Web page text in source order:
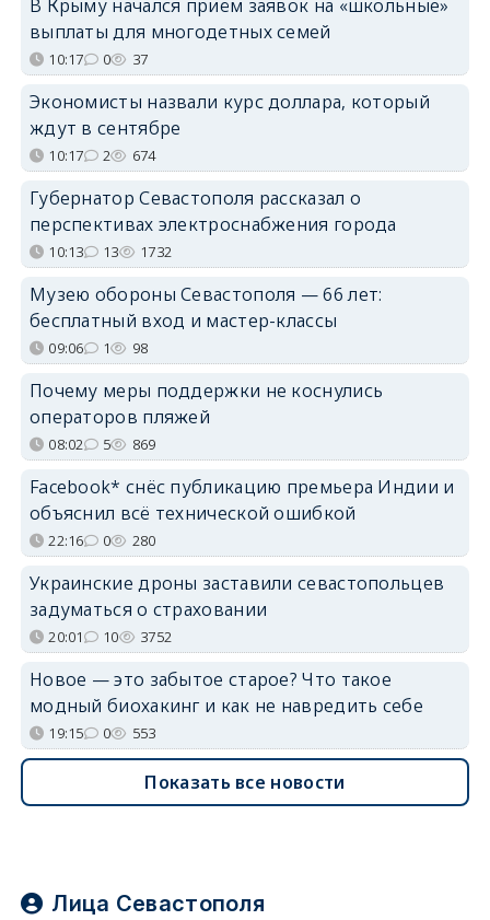
В Крыму начался приём заявок на «школьные»
выплаты для многодетных семей
10:17 0 37
Экономисты назвали курс доллара, который
ждут в сентябре
10:17 2 674
Губернатор Севастополя рассказал о
перспективах электроснабжения города
10:13 13 1732
Музею обороны Севастополя — 66 лет:
бесплатный вход и мастер-классы
09:06 1 98
Почему меры поддержки не коснулись
операторов пляжей
08:02 5 869
Facebook* снёс публикацию премьера Индии и
объяснил всё технической ошибкой
22:16 0 280
Украинские дроны заставили севастопольцев
задуматься о страховании
20:01 10 3752
Новое — это забытое старое? Что такое
модный биохакинг и как не навредить себе
19:15 0 553
Показать все новости
Лица Севастополя